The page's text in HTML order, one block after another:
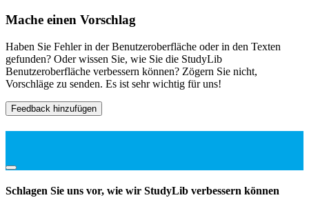
Mache einen Vorschlag
Haben Sie Fehler in der Benutzeroberfläche oder in den Texten
gefunden? Oder wissen Sie, wie Sie die StudyLib
Benutzeroberfläche verbessern können? Zögern Sie nicht,
Vorschläge zu senden. Es ist sehr wichtig für uns!
Feedback hinzufügen
Schlagen Sie uns vor, wie wir StudyLib verbessern können